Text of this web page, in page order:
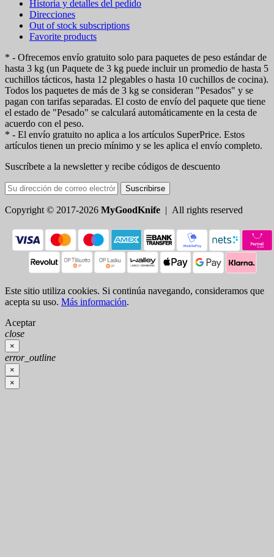
Historia y detalles del pedido
Direcciones
Out of stock subscriptions
Favorite products
* - Ofrecemos envío gratuito solo para paquetes de peso estándar de
hasta 3 kg (un Paquete de 3 kg puede incluir un promedio de hasta 5
cuchillos tácticos, hasta 12 plegables o hasta 10 cuchillos de cocina).
Todos los paquetes de más de 3 kg se consideran "Pesados" y se
pagan con tarifas separadas. El costo de envío del paquete que tiene
el estado de "Pesado" se calculará automáticamente en la cesta de
acuerdo con el peso.
* - El envío gratuito no aplica a los artículos SuperPrice. Estos
artículos tienen un precio mínimo y se les aplica el envío completo.
Suscríbete a la newsletter y recibe códigos de descuento
Suscribirse
Copyright © 2017-2026 MyGoodKnife | All rights reserved
Este sitio utiliza cookies. Si continúa navegando, consideramos que
acepta su uso. Más información.
Aceptar
close
×
error_outline
×
×